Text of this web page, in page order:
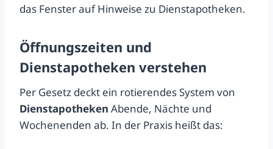
das Fenster auf Hinweise zu Dienstapotheken.
Öffnungszeiten und
Dienstapotheken verstehen
Per Gesetz deckt ein rotierendes System von
Dienstapotheken Abende, Nächte und
Wochenenden ab. In der Praxis heißt das: